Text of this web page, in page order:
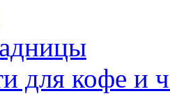
для кофе и